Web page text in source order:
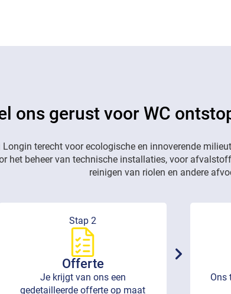
ons gerust voor WC
Longin terecht voor ecologische en innoverende
het beheer van technische installaties, voor
reinigen van riolen en andere
Stap 2
Offerte
Je krijgt van ons een
gedetailleerde offerte op maat
Ons